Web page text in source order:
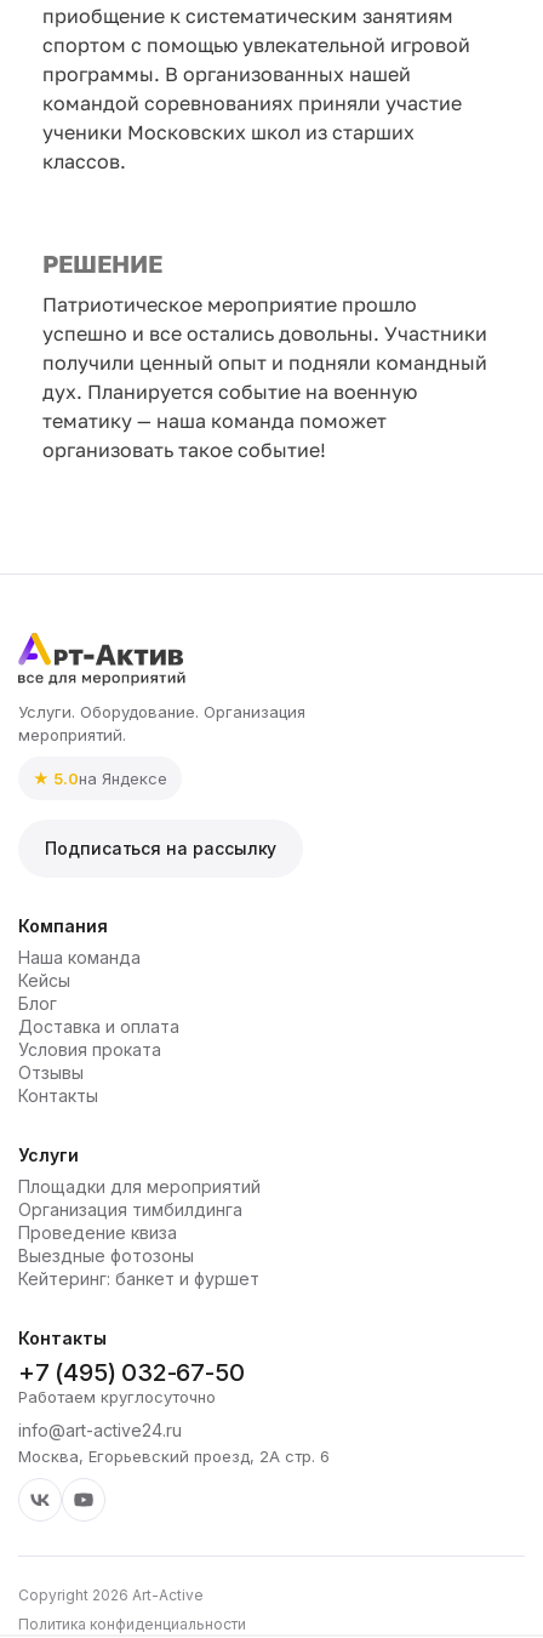
приобщение к систематическим занятиям
спортом с помощью увлекательной игровой
программы. В организованных нашей
командой соревнованиях приняли участие
ученики Московских школ из старших
классов.
РЕШЕНИЕ
Патриотическое мероприятие прошло
успешно и все остались довольны. Участники
получили ценный опыт и подняли командный
дух. Планируется событие на военную
тематику — наша команда поможет
организовать такое событие!
Услуги. Оборудование. Организация
мероприятий.
★ 5.0на Яндексе
Подписаться на рассылку
Компания
Наша команда
Кейсы
Блог
Доставка и оплата
Условия проката
Отзывы
Контакты
Услуги
Площадки для мероприятий
Организация тимбилдинга
Проведение квиза
Выездные фотозоны
Кейтеринг: банкет и фуршет
Контакты
+7 (495) 032-67-50
Работаем круглосуточно
info@art-active24.ru
Москва, Егорьевский проезд, 2А стр. 6
Copyright 2026 Art-Active
Политика конфиденциальности